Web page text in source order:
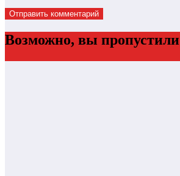
Возможно, вы пропустили